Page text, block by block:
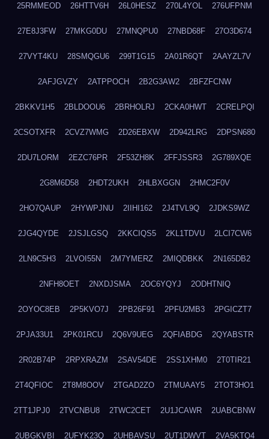
25RMMEOD 26HTTV6H 26L0HESZ 270L4YOL 276UFPNM
27E8J3FW 27MKG0DU 27MNQPU0 27NBD68F 27O3D674
27VYT4KU 28SMQGU6 299T1G15 2A01R6QT 2AAYZL7V
2AFJGVZY 2ATPPOCH 2B2G3AW2 2BFZFCNW
2BKKV1H5 2BLDOOU6 2BRHOLRJ 2CKA0HWT 2CRELPQI
2CSOTXFR 2CVZ7WMG 2D26EBXW 2D942LRG 2DPSN680
2DU7LORM 2EZC76PR 2F53ZH8K 2FFJSSR3 2G789XQE
2G8M6D58 2HDT2UKH 2HLBXGGN 2HMC2F0V
2HO7QAUP 2HYWPJNU 2IIHI162 2J4TVL9Q 2JDKS9WZ
2JG4QYDE 2JSJLGSQ 2KKCIQS5 2KL1TDVU 2LCI7CW6
2LN9C5H3 2LVOI55N 2M7YMERZ 2MIQDBKK 2N165DB2
2NFH8OET 2NXDJSMA 2OC6YQYJ 2ODHTNIQ
2OYOC8EB 2P5KVO7J 2PB26F91 2PFU2MB3 2PGICZT7
2PJA33U1 2PK01RCU 2Q6V9UEG 2QFIABDG 2QYABSTR
2R02B74P 2RPXRAZM 2SAV54DE 2SS1XHM0 2T0TIR21
2T4QFIOC 2T8M8OOV 2TGAD2ZO 2TMUAAY5 2TOT3HO1
2TT1JPJ0 2TVCNBU8 2TWC2CET 2U1JCAWR 2UABCBNW
2UBGKVBI 2UFYK23Q 2UHBAVSU 2UT1DWVT 2VA5KTQ4